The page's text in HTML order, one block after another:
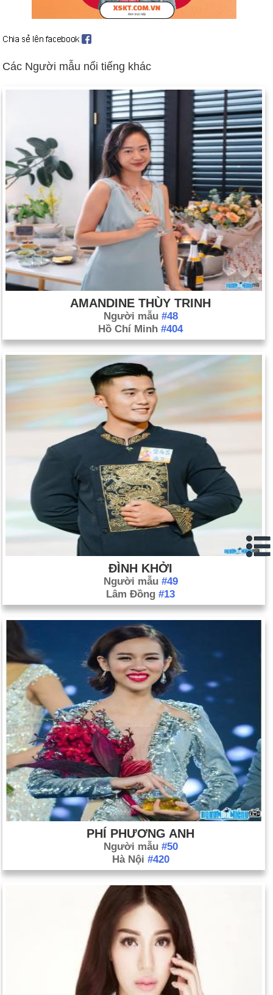
tháng 12 và tiếp theo).
lệnh Nantes.
giữa Maryland và Pennsylvania, đã đạt được thỏa thuận.
Ngày 18-10 năm 1867:Hoa Kỳ chiếm Alaska từ Nga.
Ngày 18-10 năm 1912:Chiến tranh Balkan lần thứ nhất nổ ra.
Ngày 18-10 năm 1931: Nhà phát minh Thomas Alva Edison
qua đời ở West Orange, N.J., ở tuổi 84.
Ngày 18-10 năm 1968:Ủy ban Olympic Hoa Kỳ đã đình chỉ
hai vận động viên da đen vì đã chào "quyền lực đen" trong buổi
lễ chiến thắng tại các trận đấu ở Thành phố Mexico.
Ngày 18-10 năm 2011:Gilad Shalit, một binh sĩ Israel 25 tuổi,
được thả sau khi bị Hamas giam giữ hơn 5 năm. Anh ta được
đổi lấy 1.000 tù nhân Palestine. Shalit đã bị giam giữ ở Gaza
kể từ khi các chiến binh Palestine bắt cóc anh ta vào năm
Các Người mẫu nổi tiếng khác
AMANDINE THÙY TRINH
Người mẫu #48
Hồ Chí Minh #404
ĐÌNH KHỞI
Người mẫu #49
Lâm Đồng #13
PHÍ PHƯƠNG ANH
Người mẫu #50
Hà Nội #420